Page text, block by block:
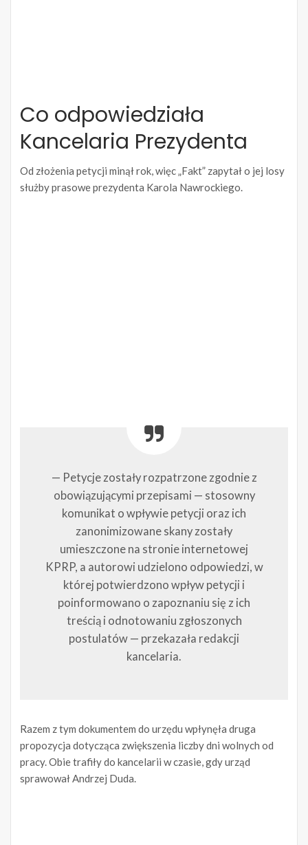
Co odpowiedziała
Kancelaria Prezydenta
Od złożenia petycji minął rok, więc „Fakt” zapytał o jej losy
służby prasowe prezydenta Karola Nawrockiego.
— Petycje zostały rozpatrzone zgodnie z
obowiązującymi przepisami — stosowny
komunikat o wpływie petycji oraz ich
zanonimizowane skany zostały
umieszczone na stronie internetowej
KPRP, a autorowi udzielono odpowiedzi, w
której potwierdzono wpływ petycji i
poinformowano o zapoznaniu się z ich
treścią i odnotowaniu zgłoszonych
postulatów — przekazała redakcji
kancelaria.
Razem z tym dokumentem do urzędu wpłynęła druga
propozycja dotycząca zwiększenia liczby dni wolnych od
pracy. Obie trafiły do kancelarii w czasie, gdy urząd
sprawował Andrzej Duda.